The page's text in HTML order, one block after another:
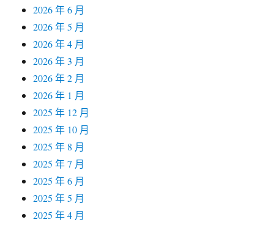
2026 年 6 月
2026 年 5 月
2026 年 4 月
2026 年 3 月
2026 年 2 月
2026 年 1 月
2025 年 12 月
2025 年 10 月
2025 年 8 月
2025 年 7 月
2025 年 6 月
2025 年 5 月
2025 年 4 月